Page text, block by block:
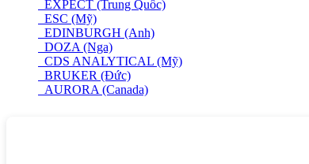
EXPECT (Trung Quốc)
ESC (Mỹ)
EDINBURGH (Anh)
DOZA (Nga)
CDS ANALYTICAL (Mỹ)
BRUKER (Đức)
AURORA (Canada)